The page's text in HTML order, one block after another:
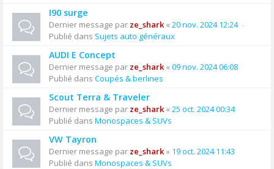
I90 surge
Dernier message par ze_shark« 20 nov. 2024 12:24
Publié dans Sujets auto généraux
AUDI E Concept
Dernier message par ze_shark« 09 nov. 2024 06:08
Publié dans Coupés & berlines
Scout Terra & Traveler
Dernier message par ze_shark« 25 oct. 2024 00:34
Publié dans Monospaces & SUVs
VW Tayron
Dernier message par ze_shark« 19 oct. 2024 11:43
Publié dans Monospaces & SUVs